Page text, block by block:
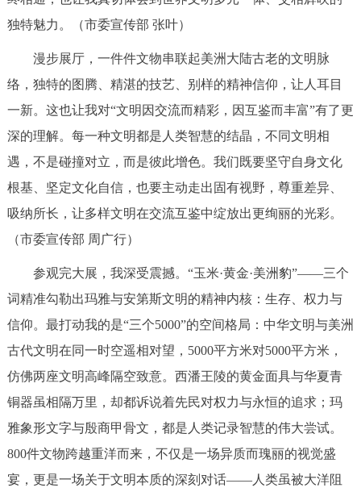
回到顶部
独特魅力。（市委宣传部 张叶）
漫步展厅，一件件文物串联起美洲大陆古老的文明脉
络，独特的图腾、精湛的技艺、别样的精神信仰，让人耳目
一新。这也让我对“文明因交流而精彩，因互鉴而丰富”有了更
深的理解。每一种文明都是人类智慧的结晶，不同文明相
遇，不是碰撞对立，而是彼此增色。我们既要坚守自身文化
根基、坚定文化自信，也要主动走出固有视野，尊重差异、
吸纳所长，让多样文明在交流互鉴中绽放出更绚丽的光彩。
（市委宣传部 周广行）
参观完大展，我深受震撼。“玉米·黄金·美洲豹”——三个
词精准勾勒出玛雅与安第斯文明的精神内核：生存、权力与
信仰。最打动我的是“三个5000”的空间格局：中华文明与美洲
古代文明在同一时空遥相对望，5000平方米对5000平方米，
仿佛两座文明高峰隔空致意。西潘王陵的黄金面具与华夏青
铜器虽相隔万里，却都诉说着先民对权力与永恒的追求；玛
雅象形文字与殷商甲骨文，都是人类记录智慧的伟大尝试。
800件文物跨越重洋而来，不仅是一场异质而瑰丽的视觉盛
宴，更是一场关于文明本质的深刻对话——人类虽被大洋阻